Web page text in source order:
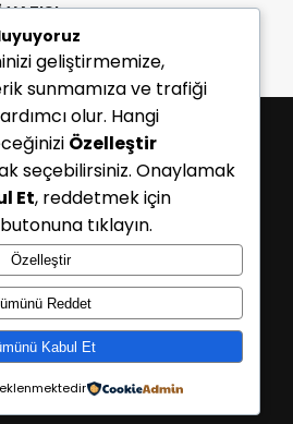
YAZISI
→ Görünüm → Menüler
yapınız.
→ Görünüm → Menüler
yapınız.
geliştirmemize,
sunmamıza ve trafiği
olur. Hangi
Özelleştir
seçebilirsiniz. Onaylamak
Et, reddetmek için
butonuna tıklayın.
Özelleştir
Reddet
Kabul Et